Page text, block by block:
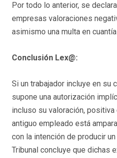
Por todo lo anterior, se
empresas valoraciones
asimismo una multa en
Conclusión Lex@:
Si un trabajador incluye en su
supone una autorización
incluso su valoración,
antiguo empleado está
con la intención de producir
Tribunal concluye que dichas